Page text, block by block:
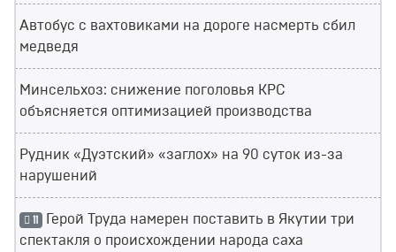
Автобус с вахтовиками на дороге насмерть сбил
медведя
Минсельхоз: снижение поголовья КРС
объясняется оптимизацией производства
Рудник «Дуэтский» «заглох» на 90 суток из-за
нарушений
11 Герой Труда намерен поставить в Якутии три
спектакля о происхождении народа саха